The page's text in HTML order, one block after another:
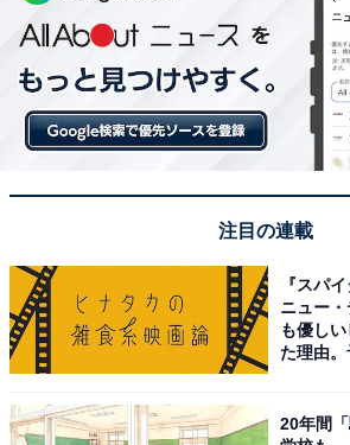
注目の連載
『スパ
ニュー
も優し
た理由。
20年間